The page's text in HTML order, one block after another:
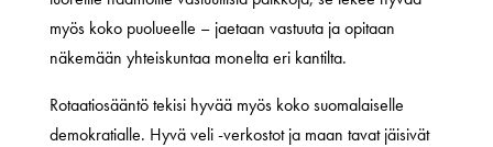
myös koko puolueelle – jaetaan vastuuta ja opitaan
näkemään yhteiskuntaa monelta eri kantilta.
Rotaatiosääntö tekisi hyvää myös koko suomalaiselle
demokratialle. Hyvä veli -verkostot ja maan tavat jäisivät